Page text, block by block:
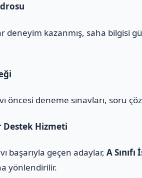
deneyim kazanmış, saha
öncesi deneme sınavları,
Hizmeti
başarıyla geçen adaylar, A
yönlendirilir.